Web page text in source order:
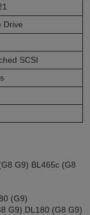
Drive
SCSI
G9) BL465c (G8
(G9)
G9) DL180 (G8 G9)